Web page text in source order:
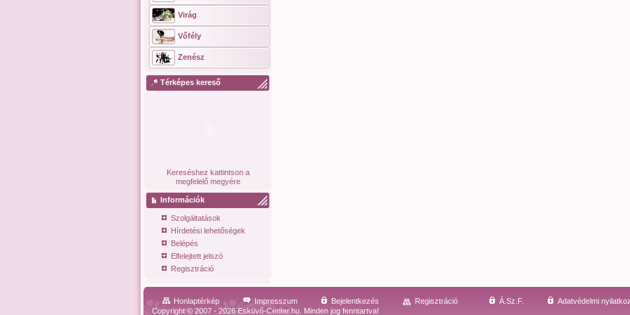
Virág
Vőfély
Zenész
Térképes kereső
Kereséshez kattintson a
megfelelő megyére
Információk
Szolgáltatások
Hírdetési lehetőségek
Belépés
Elfelejtett jelszó
Regisztráció
Honlaptérkép Impresszum Bejelentkezés Regisztráció Á.Sz.F.
Adatvédelmi
Copyright © 2007 - 2026 Esküvő-Center.hu. Minden jog fenntartva!